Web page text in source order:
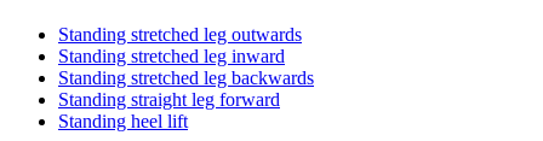
Standing stretched leg outwards
Standing stretched leg inward
Standing stretched leg backwards
Standing straight leg forward
Standing heel lift